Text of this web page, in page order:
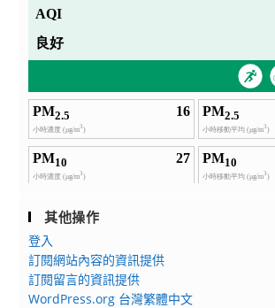
其他操作
登入
訂閱網站內容的資訊提供
訂閱留言的資訊提供
WordPress.org 台灣繁體中文